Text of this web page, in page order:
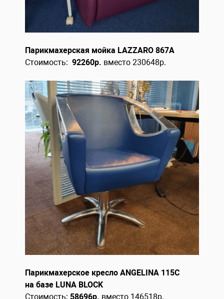
Парикмахерская мойка LAZZARO 867A
Стоимость: 92260р. вместо 230648р.
Парикмахерское кресло ANGELINA 115C
на базе LUNA BLOCK
Стоимость: 58696р. вместо 146518р.